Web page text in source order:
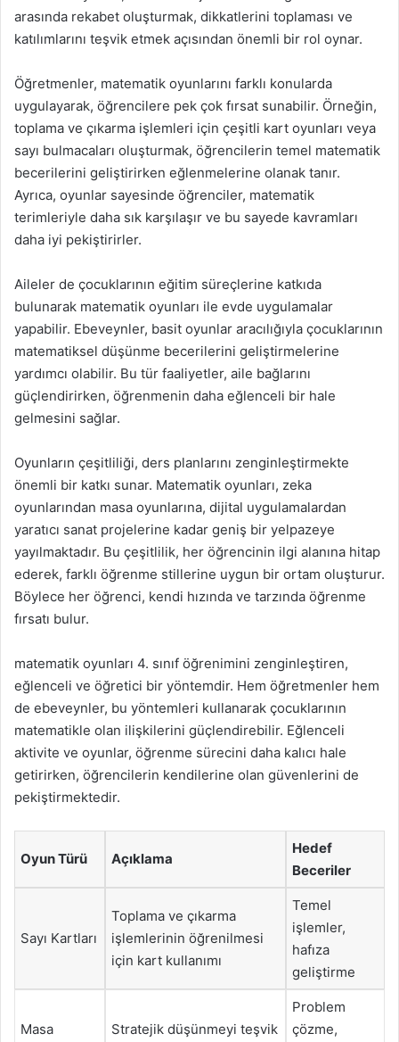
arasında rekabet oluşturmak, dikkatlerini toplaması ve
katılımlarını teşvik etmek açısından önemli bir rol oynar.
Öğretmenler, matematik oyunlarını farklı konularda
uygulayarak, öğrencilere pek çok fırsat sunabilir. Örneğin,
toplama ve çıkarma işlemleri için çeşitli kart oyunları veya
sayı bulmacaları oluşturmak, öğrencilerin temel matematik
becerilerini geliştirirken eğlenmelerine olanak tanır.
Ayrıca, oyunlar sayesinde öğrenciler, matematik
terimleriyle daha sık karşılaşır ve bu sayede kavramları
daha iyi pekiştirirler.
Aileler de çocuklarının eğitim süreçlerine katkıda
bulunarak matematik oyunları ile evde uygulamalar
yapabilir. Ebeveynler, basit oyunlar aracılığıyla çocuklarının
matematiksel düşünme becerilerini geliştirmelerine
yardımcı olabilir. Bu tür faaliyetler, aile bağlarını
güçlendirirken, öğrenmenin daha eğlenceli bir hale
gelmesini sağlar.
Oyunların çeşitliliği, ders planlarını zenginleştirmekte
önemli bir katkı sunar. Matematik oyunları, zeka
oyunlarından masa oyunlarına, dijital uygulamalardan
yaratıcı sanat projelerine kadar geniş bir yelpazeye
yayılmaktadır. Bu çeşitlilik, her öğrencinin ilgi alanına hitap
ederek, farklı öğrenme stillerine uygun bir ortam oluşturur.
Böylece her öğrenci, kendi hızında ve tarzında öğrenme
fırsatı bulur.
matematik oyunları 4. sınıf öğrenimini zenginleştiren,
eğlenceli ve öğretici bir yöntemdir. Hem öğretmenler hem
de ebeveynler, bu yöntemleri kullanarak çocuklarının
matematikle olan ilişkilerini güçlendirebilir. Eğlenceli
aktivite ve oyunlar, öğrenme sürecini daha kalıcı hale
getirirken, öğrencilerin kendilerine olan güvenlerini de
pekiştirmektedir.
Oyun Türü Açıklama
Hedef
Beceriler
Sayı Kartları
Toplama ve çıkarma
işlemlerinin öğrenilmesi
için kart kullanımı
Temel
işlemler,
hafıza
geliştirme
Masa
Stratejik düşünmeyi teşvik
Problem
çözme,